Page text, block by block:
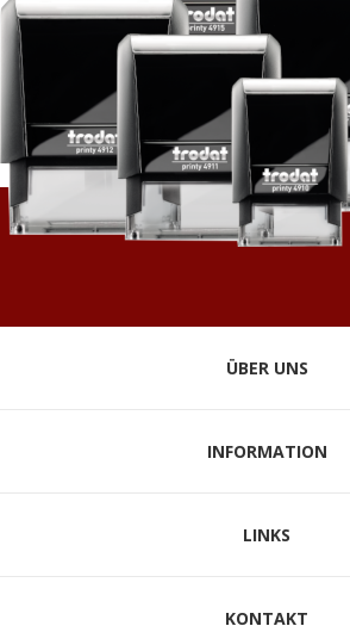
ÜBER UNS
INFORMATION
LINKS
KONTAKT